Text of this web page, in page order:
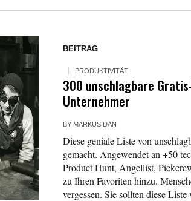
BEITRAG
PRODUKTIVITÄT
300 unschlagbare
Unternehmer
BY MARKUS DAN
Diese geniale Liste von
gemacht. Angewendet an +50
Product Hunt, Angellist,
zu Ihren Favoriten hinzu.
vergessen. Sie sollten diese